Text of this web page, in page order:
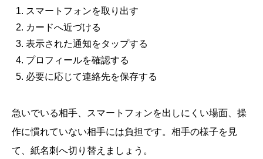
スマートフォンを取り出す
カードへ近づける
表示された通知をタップする
プロフィールを確認する
必要に応じて連絡先を保存する
急いでいる相手、スマートフォンを出しにくい場面、操
作に慣れていない相手には負担です。相手の様子を見
て、紙名刺へ切り替えましょう。